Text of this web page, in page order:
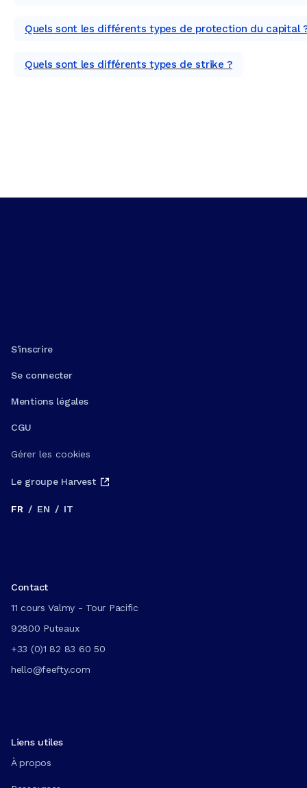
Quels sont les différents types de protection du capital
Quels sont les différents types de strike ?
S'inscrire
Se connecter
Mentions légales
CGU
Gérer les cookies
Le groupe Harvest
FR / EN / IT
Contact
11 cours Valmy - Tour Pacific
92800 Puteaux
+33 (0)1 82 83 60 50
hello@feefty.com
Liens utiles
À propos